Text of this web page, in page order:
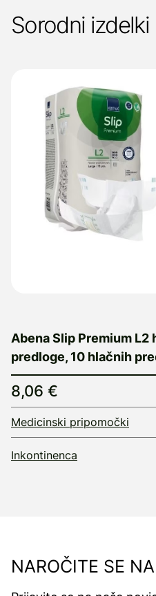
Sorodni izdelki
Abena Slip Premium L2
predloge, 10 hlačnih
8,06 €
Medicinski pripomočki
Inkontinenca
NAROČITE SE